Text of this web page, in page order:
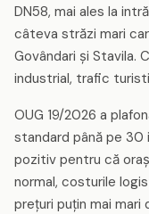
DN58, mai ales la
câteva străzi mari
Govândari și Stavila.
industrial, trafic
OUG 19/2026 a
standard până pe 30
pozitiv pentru că
normal, costurile
prețuri puțin mai mari